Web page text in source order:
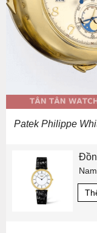
Patek Philippe
Nam